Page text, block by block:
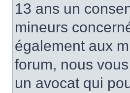
13 ans un
mineurs
également aux
forum, nous
un avocat qui